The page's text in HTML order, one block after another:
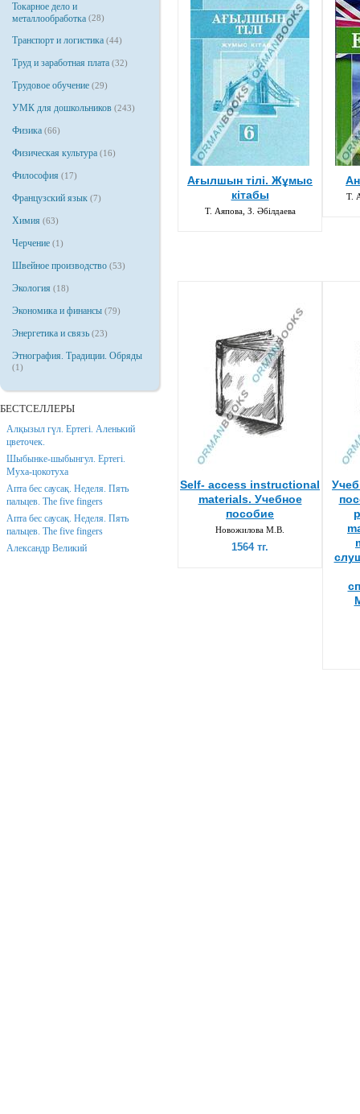
Токарное дело и
металлообработка (28)
Транспорт и логистика (44)
Труд и заработная плата (32)
Трудовое обучение (29)
УМК для дошкольников (243)
Физика (66)
Физическая культура (16)
Философия (17)
Французский язык (7)
Химия (63)
Черчение (1)
Швейное производство (53)
Экология (18)
Экономика и финансы (79)
Энергетика и связь (23)
Этнография. Традиции. Обряды
(1)
БЕСТСЕЛЛЕРЫ
Алқызыл гүл. Ертегі. Аленький
цветочек.
Шыбынке-шыбынгул. Ертегі.
Муха-цокотуха
Апта бес саусақ. Неделя. Пять
пальцев. The five fingers
Апта бес саусақ. Неделя. Пять
пальцев. The five fingers
Александр Великий
Ағылшын тілі. Жұмыс
кітабы
Т. Аяпова, З. Әбілдаева
Т.
Self- access instructional
materials. Учебное
пособие
Новожилова М.В.
1564 тг.